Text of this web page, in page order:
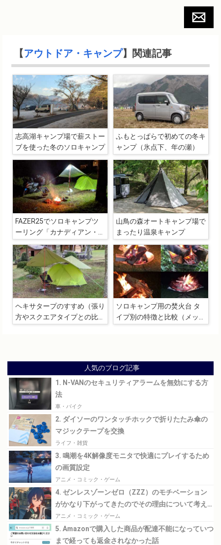
【アウトドア・キャンプ】関連記事
志高湖キャンプ場で薪ストー
ブを使った冬のソロキャンプ
ふもとっぱらで初めての冬キ
ャンプ（氷点下、年の瀬）
FAZER25でソロキャンプツ
ーリング「カナディアン・ヴ
ィレッジ」
山鳥の森オートキャンプ場で
まったり温泉キャンプ
ヘキサタープのすすめ（張り
方やスクエアタイプとの比
ソロキャンプ用の焚火台 タ
イプ別の特徴と比較（メッシ
人気のブログ記事
1. N-VANのセキュリティアラームを無効にする方
法
車・バイク
2. ダイソーのワンタッチホックで折りたたみ傘の
マジックテープを交換
ライフ・雑貨
3. 鳴潮を4K解像度モニタで快適にプレイするため
の画質設定
アニメ・コミック・ゲーム
4. ゼンレスゾーンゼロ（ZZZ）のモチベーション
がかなり下がってきたのでその理由について考え
てみる
アニメ・コミック・ゲーム
5. Amazonで購入した商品が配達不能になっていつ
まで経っても返金されなかった話